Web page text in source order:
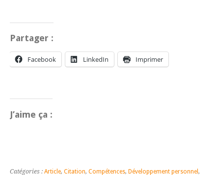
Partager :
Facebook LinkedIn Imprimer
J’aime ça :
Catégories : Article, Citation, Compétences, Développement personnel ,